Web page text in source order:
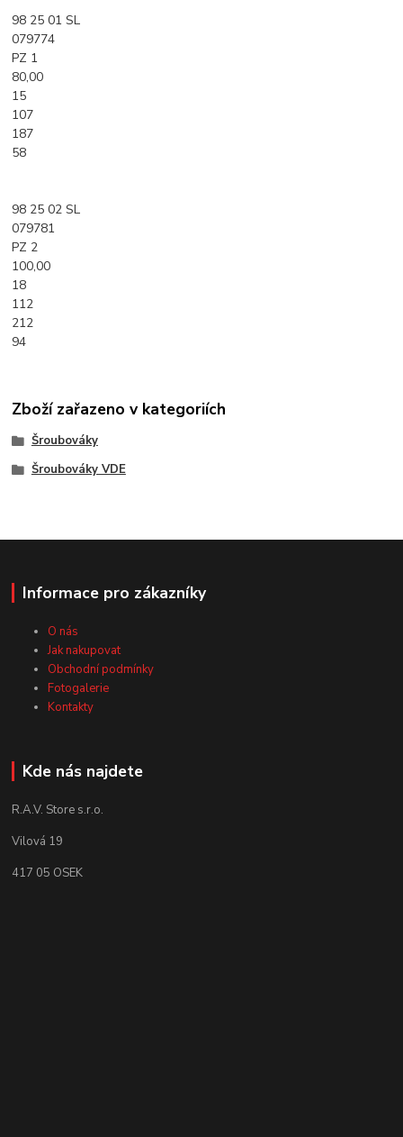
98 25 01 SL
079774
PZ 1
80,00
15
107
187
58
98 25 02 SL
079781
PZ 2
100,00
18
112
212
94
Zboží zařazeno v kategoriích
Šroubováky
Šroubováky VDE
Informace pro zákazníky
O nás
Jak nakupovat
Obchodní podmínky
Fotogalerie
Kontakty
Kde nás najdete
R.A.V. Store s.r.o.
Vilová 19
417 05 OSEK